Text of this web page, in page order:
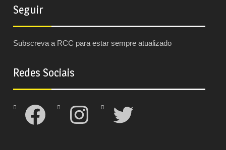
Seguir
Subscreva a RCC para estar sempre atualizado
Redes Sociais
Facebook Instagram Twitter